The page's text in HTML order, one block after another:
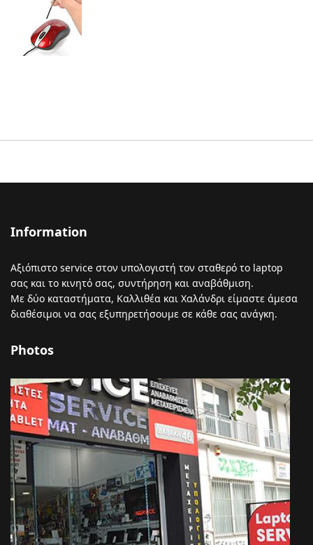
Information
Αξιόπιστο service στον υπολογιστή τον σταθερό το laptop
σας και το κινητό σας, συντήρηση και αναβάθμιση.
Με δύο καταστήματα, Καλλιθέα και Χαλάνδρι είμαστε άμεσα
διαθέσιμοι να σας εξυπηρετήσουμε σε κάθε σας ανάγκη.
Photos